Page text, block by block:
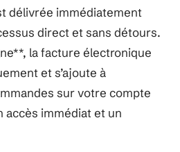
délivrée immédiatement
direct et sans détours.
la facture électronique
et s’ajoute à
sur votre compte
accès immédiat et un